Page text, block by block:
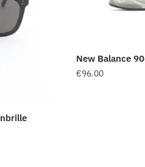
New Balance
€96.00